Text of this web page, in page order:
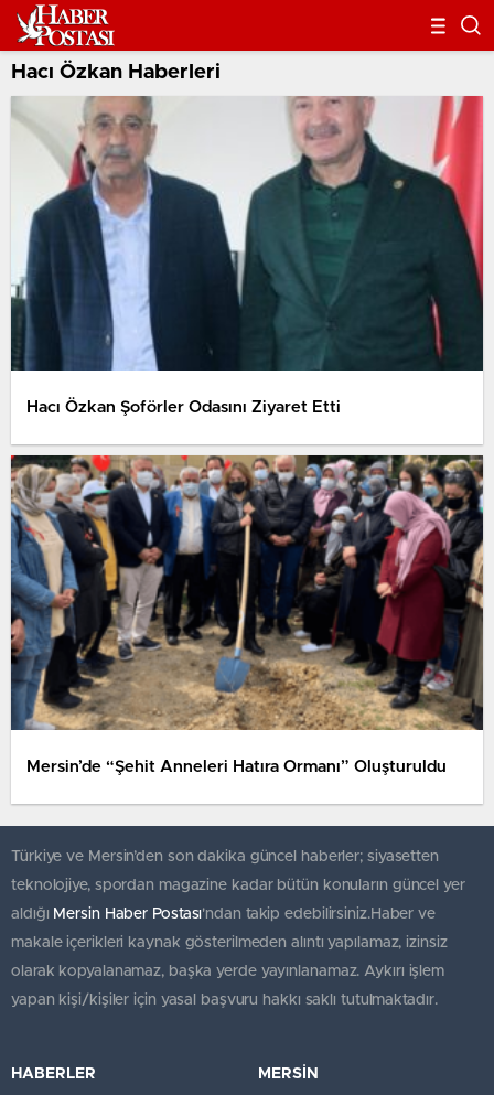
Hacı Özkan Haberleri
Hacı Özkan Şoförler Odasını Ziyaret Etti
Mersin’de “Şehit Anneleri Hatıra Ormanı” Oluşturuldu
Türkiye ve Mersin’den son dakika güncel haberler; siyasetten
teknolojiye, spordan magazine kadar bütün konuların güncel yer
aldığı Mersin Haber Postası'ndan takip edebilirsiniz.Haber ve
makale içerikleri kaynak gösterilmeden alıntı yapılamaz, izinsiz
olarak kopyalanamaz, başka yerde yayınlanamaz. Aykırı işlem
yapan kişi/kişiler için yasal başvuru hakkı saklı tutulmaktadır.
HABERLER MERSİN